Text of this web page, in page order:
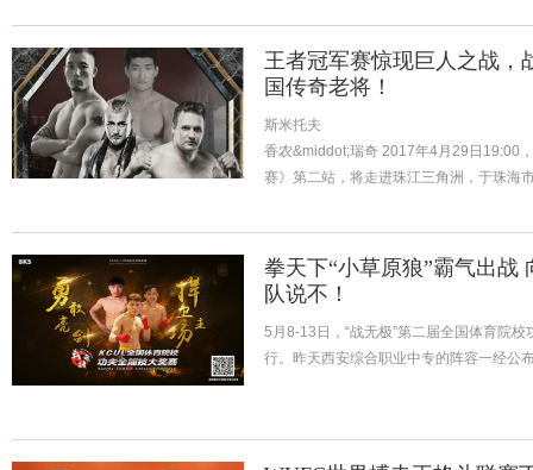
王者冠军赛惊现巨人之战，
国传奇老将！
斯米托夫
香农&middot;瑞奇 2017年4月29日19:00
赛》第二站，将走进珠江三角洲，于珠海
拳天下“小草原狼”霸气出战
队说不！
5月8-13日，“战无极”第二届全国体育院
行。昨天西安综合职业中专的阵容一经公